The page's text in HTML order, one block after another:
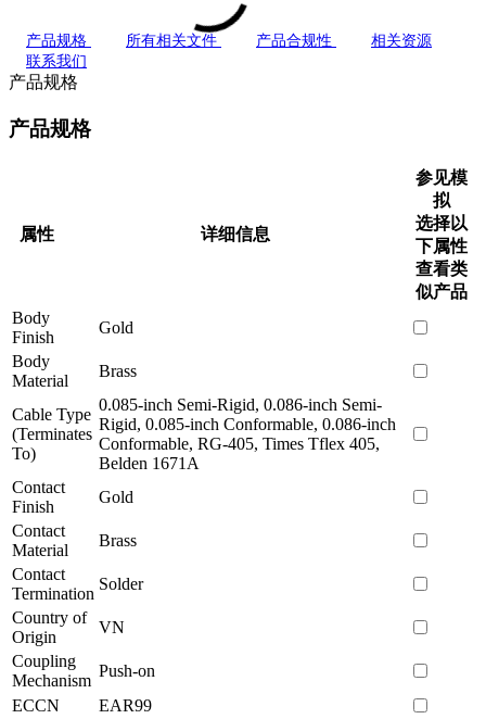
产品规格 所有相关文件 产品合规性
相关资源
联系我们
产品规格
产品规格
属性 详细信息
参见模
拟
选择以
下属性
查看类
似产品
Body
Finish
Gold
Body
Material
Brass
Cable Type
(Terminates
To)
0.085-inch Semi-Rigid, 0.086-inch Semi-
Rigid, 0.085-inch Conformable, 0.086-inch
Conformable, RG-405, Times Tflex 405,
Belden 1671A
Contact
Finish
Gold
Contact
Material
Brass
Contact
Termination
Solder
Country of
Origin
VN
Coupling
Mechanism
Push-on
ECCN
EAR99